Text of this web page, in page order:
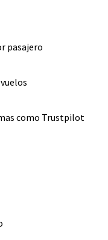
pasajero
como Trustpilot